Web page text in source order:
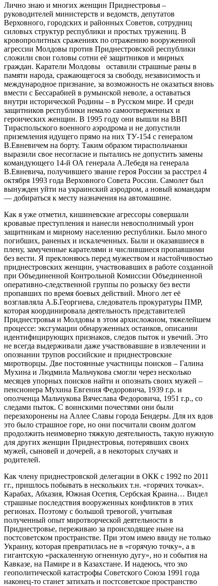
Лично знаю и многих женщин Приднестровья –
руководителей министерств и ведомств, депутатов
Верховного, городских и районных Советов, сотрудниц
силовых структур республики и простых тружениц. В
кровопролитных сражениях по отражению вооруженной
агрессии Молдовы против Приднестровской республики
сложили свои головы сотни её защитников и мирных
граждан. Каратели Молдовы оставили страшные раны в
памяти народа, сражающегося за свободу, независимость и
международное признание, за возможность не оказаться вновь
вмести с Бессарабией в румынской неволе, а оставаться
внутри исторической Родины – в Русском мире. И среди
защитников республики немало самоотверженных и
героических женщин. В 1995 году они вышли на ВВП
Тираспольского военного аэродрома и не допустили
приземления идущего прямо на них ТУ-154 с генералом
В.Евневичем на борту. Таким образом тираспольчанки
выразили свое несогласие и пытались не допустить замены
командующего 14-й ОА генерала А.Лебедя на генерала
В.Евневича, получившего звание героя России за расстрел 4
октября 1993 года Верховного Совета России. Самолет был
вынужден уйти на украинский аэродром, а новый командарм
— добираться к месту назначения на автомашине.
Как я уже отметил, кишиневские агрессоры совершали
кровавые преступления и нанесли невосполнимый урон
защитникам и мирному населению республики. Было много
погибших, раненых и искалеченных. Были и оказавшиеся в
плену, замученные карателями и числившиеся пропавшими
без вести. Я преклоняюсь перед мужеством и настойчивостью
приднестровских женщин, участвовавших в работе созданной
при Объединенной Контрольной Комиссии Объединенной
оперативно-следственной группы по розыску без вести
пропавших по время боевых действий. Много лет её
возглавляла А.Б.Георгиева, следователь прокуратуры ПМР,
которая координировала деятельность представителей
Приднестровья и Молдовы в этом архисложном, тяжелейшем
процессе: эксгумации обнаруженных останков, описании
идентифицирующих признаков, следов пыток и увечий. Это
не всегда выдерживали даже участвовавшие в извлечении и
опознании трупов российские и приднестровские
миротворцы. Две постоянные участницы поисков – Галина
Мухина и Людмила Мальчукова смогли через несколько
месяцев упорных поисков найти и опознать своих мужей –
пенсионера Мухина Евгения Федоровича, 1939 г.р. и
ополченца Мальчукова Вячеслава Федоровича, 1951 г.р., со
следами пыток. С воинскими почестями они были
перезахоронены на Аллее Славы города Бендеры. Для их вдов
это было страшное горе, но они посчитали своим долгом
продолжить неимоверно тяжкую деятельность, такую нужную
для других женщин Приднестровья, потерявших своих
мужей, сыновей и дочерей, а в некоторых случаях и
родителей.
Как члену приднестровской делегации в ОКК с 1992 по 2011
гг., пришлось побывать в нескольких т.н. «горячих точках».
Карабах, Абхазия, Южная Осетия, Сербская Краина… Видел
страшные последствия вооруженных конфликтов в этих
регионах. Поэтому с большой тревогой, учитывая
полученный опыт миротворческой деятельности в
Приднестровье, переживаю за происходящее ныне на
постсоветском пространстве. При этом имею ввиду не только
Украину, которая превратилась не в «горячую точку», а в
гигантскую «раскаленную огненную дугу», но и события на
Кавказе, на Памире и в Казахстане. И надеюсь, что эхо
геополитической катастрофы Советского Союза 1991 года
наконец-то станет затихать и постсоветское пространство